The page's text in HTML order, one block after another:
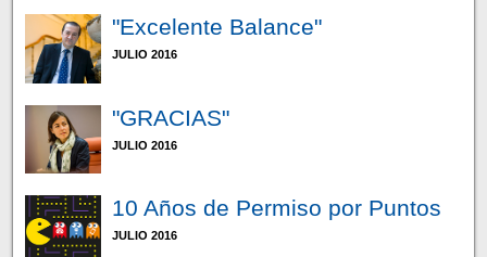
"Excelente Balance"
JULIO 2016
"GRACIAS"
JULIO 2016
10 Años de Permiso por Puntos
JULIO 2016